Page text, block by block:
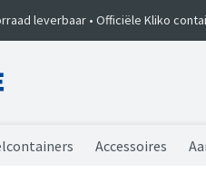
leverbaar • Officiële Kliko
Accessoires